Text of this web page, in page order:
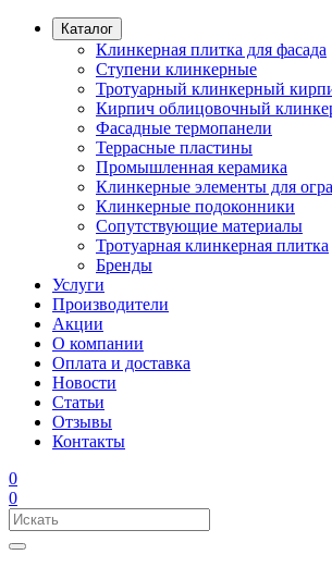
Каталог
Клинкерная плитка для фасада
Ступени клинкерные
Тротуарный клинкерный
Кирпич облицовочный
Фасадные термопанели
Террасные пластины
Промышленная керамика
Клинкерные элементы для
Клинкерные подоконники
Сопутствующие материалы
Тротуарная клинкерная плитка
Бренды
Услуги
Производители
Акции
О компании
Оплата и доставка
Новости
Статьи
Отзывы
Контакты
0
0